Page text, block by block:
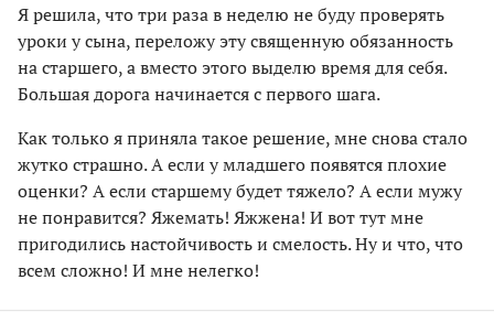
Я решила, что три раза в неделю не буду проверять
уроки у сына, переложу эту священную обязанность
на старшего, а вместо этого выделю время для себя.
Большая дорога начинается с первого шага.
Как только я приняла такое решение, мне снова стало
жутко страшно. А если у младшего появятся плохие
оценки? А если старшему будет тяжело? А если мужу
не понравится? Яжемать! Яжжена! И вот тут мне
пригодились настойчивость и смелость. Ну и что, что
всем сложно! И мне нелегко!